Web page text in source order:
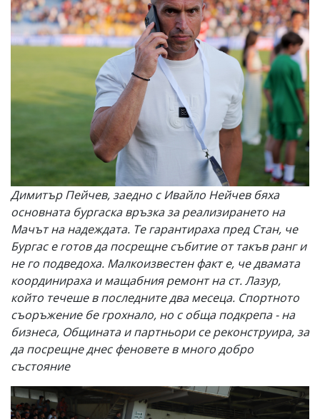
Димитър Пейчев, заедно с Ивайло Нейчев бяха
основната бургаска връзка за реализирането на
Мачът на надеждата. Те гарантираха пред Стан, че
Бургас е готов да посрещне събитие от такъв ранг и
не го подведоха. Малкоизвестен факт е, че двамата
координираха и мащабния ремонт на ст. Лазур,
който течеше в последните два месеца. Спортното
съоръжение бе грохнало, но с обща подкрепа - на
бизнеса, Общината и партньори се реконструира, за
да посрещне днес феновете в много добро
състояние